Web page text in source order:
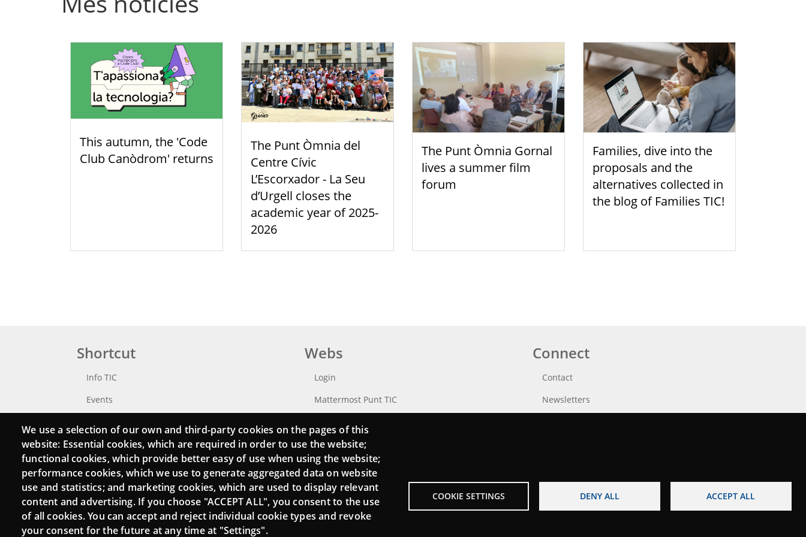
This autumn, the 'Code
Club Canòdrom' returns
The Punt Òmnia del
Centre Cívic
L’Escorxador - La Seu
d’Urgell closes the
academic year of 2025-
2026
The Punt Òmnia Gornal
lives a summer film
forum
Families, dive into the
proposals and the
alternatives collected in
the blog of Families TIC!
Shortcut
Info TIC
Events
Catalogue of experts
Job and volunteer board
Search your Punt TIC
Webs
Login
Mattermost Punt TIC
Connect
Contact
Newsletters
We use a selection of our own and third-party cookies on the pages of this
website: Essential cookies, which are required in order to use the website;
functional cookies, which provide better easy of use when using the website;
performance cookies, which we use to generate aggregated data on website
use and statistics; and marketing cookies, which are used to display relevant
content and advertising. If you choose "ACCEPT ALL", you consent to the use
of all cookies. You can accept and reject individual cookie types and revoke
your consent for the future at any time at "Settings".
COOKIE SETTINGS DENY ALL ACCEPT ALL